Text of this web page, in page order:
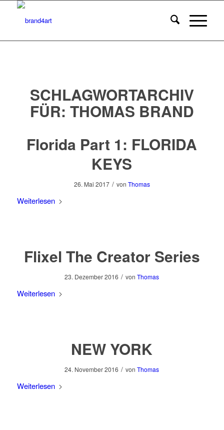
SCHLAGWORTARCHIV
FÜR: THOMAS BRAND
Florida Part 1: FLORIDA
KEYS
26. Mai 2017 / von Thomas
Weiterlesen
Flixel The Creator Series
23. Dezember 2016 / vonThomas
Weiterlesen
NEW YORK
24. November 2016 / vonThomas
Weiterlesen